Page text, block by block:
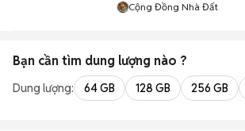
Cộng Đồng Nhà Đất
Bạn cần tìm dung lượng nào ?
Dung lượng: 64 GB 128 GB 256 GB